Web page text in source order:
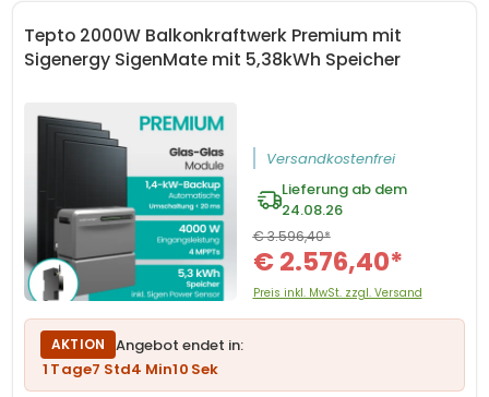
Tepto 2000W Balkonkraftwerk Premium mit
Sigenergy SigenMate mit 5,38kWh Speicher
Versandkostenfrei
Lieferung ab dem
24.08.26
€ 2.576,40*
€ 3.596,40*
Preis inkl. MwSt. zzgl. Versand
AKTION
Angebot endet in:
1 Tage7 Std4 Min9Sek